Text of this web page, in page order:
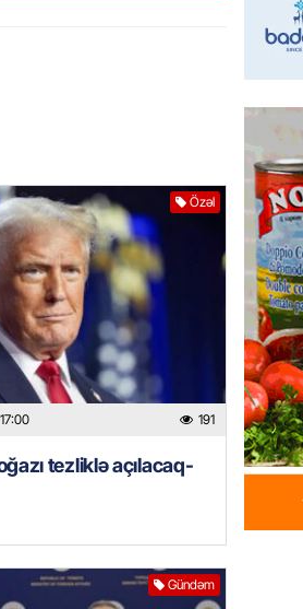
Özəl
191
tezliklə açılacaq-
Gündəm
yaxşı
GÜNDƏM
sədr
GÜNDƏM
Milli
-